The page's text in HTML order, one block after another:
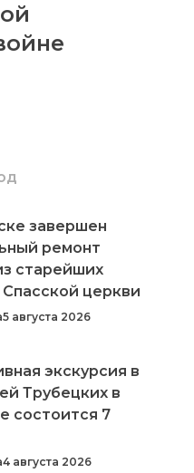
завершен
ремонт
старейших
церкви
5 августа 2026
экскурсия в
Трубецких в
состоится 7
4 августа 2026